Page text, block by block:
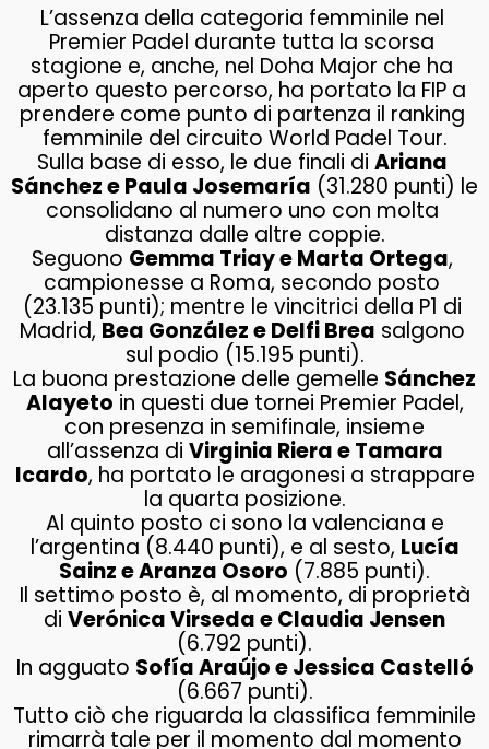
L’assenza della categoria femminile nel
Premier Padel durante tutta la scorsa
stagione e, anche, nel Doha Major che ha
aperto questo percorso, ha portato la FIP a
prendere come punto di partenza il ranking
femminile del circuito World Padel Tour.
Sulla base di esso, le due finali di Ariana
Sánchez e Paula Josemaría (31.280 punti) le
consolidano al numero uno con molta
distanza dalle altre coppie.
Seguono Gemma Triay e Marta Ortega,
campionesse a Roma, secondo posto
(23.135 punti); mentre le vincitrici della P1 di
Madrid, Bea González e Delfi Brea salgono
sul podio (15.195 punti).
La buona prestazione delle gemelle Sánchez
Alayeto in questi due tornei Premier Padel,
con presenza in semifinale, insieme
all’assenza di Virginia Riera e Tamara
Icardo, ha portato le aragonesi a strappare
la quarta posizione.
Al quinto posto ci sono la valenciana e
l’argentina (8.440 punti), e al sesto, Lucía
Sainz e Aranza Osoro (7.885 punti).
Il settimo posto è, al momento, di proprietà
di Verónica Virseda e Claudia Jensen
(6.792 punti).
In agguato Sofía Araújo e Jessica Castelló
(6.667 punti).
Tutto ciò che riguarda la classifica femminile
rimarrà tale per il momento dal momento